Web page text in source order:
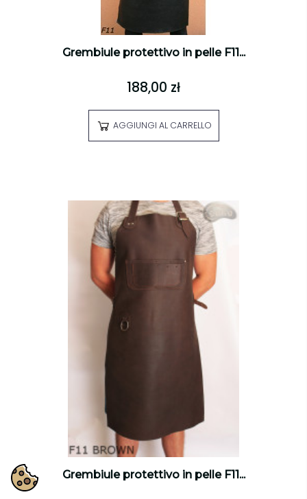
Grembiule protettivo in pelle F11...
188,00 zł
AGGIUNGI AL CARRELLO
Grembiule protettivo in pelle F11...